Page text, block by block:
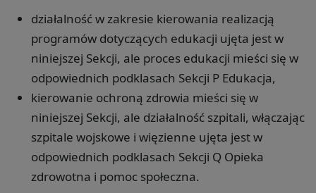
działalność w zakresie kierowania realizacją
programów dotyczących edukacji ujęta jest w
niniejszej Sekcji, ale proces edukacji mieści się w
odpowiednich podklasach Sekcji P Edukacja,
kierowanie ochroną zdrowia mieści się w
niniejszej Sekcji, ale działalność szpitali, włączając
szpitale wojskowe i więzienne ujęta jest w
odpowiednich podklasach Sekcji Q Opieka
zdrowotna i pomoc społeczna.